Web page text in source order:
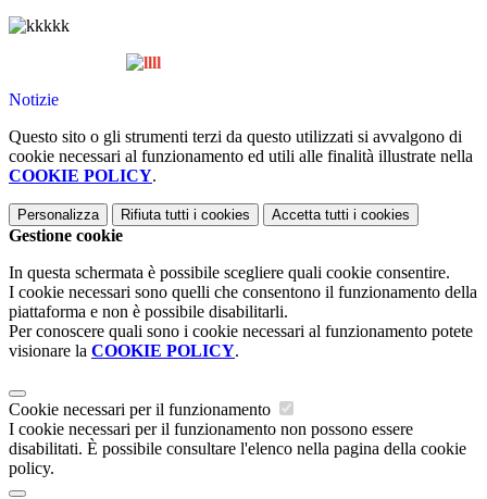
Notizie
Questo sito o gli strumenti terzi da questo utilizzati si avvalgono di
cookie necessari al funzionamento ed utili alle finalità illustrate nella
COOKIE POLICY.
Personalizza Rifiuta tutti i cookies Accetta tutti i cookies
Gestione cookie
In questa schermata è possibile scegliere quali cookie consentire.
I cookie necessari sono quelli che consentono il funzionamento della
piattaforma e non è possibile disabilitarli.
Per conoscere quali sono i cookie necessari al funzionamento potete
visionare la COOKIE POLICY.
Cookie necessari per il funzionamento
I cookie necessari per il funzionamento non possono essere
disabilitati. È possibile consultare l'elenco nella pagina della cookie
policy.